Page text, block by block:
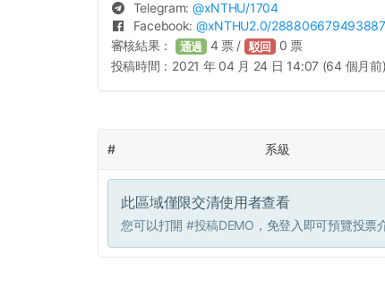
Telegram: @xNTHU/1704
Facebook: @xNTHU2.0/288806679493887
審核結果： 通過 4票 / 駁回 0 票
投稿時間： 2021 年 04 月 24 日 14:07 (64 個月前)
# 系級
此區域僅限交清使用者查看
您可以打開 #投稿DEMO ，免登入即可預覽投票